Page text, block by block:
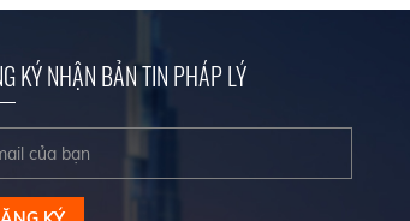
KÝ NHẬN BẢN TIN PHÁP LÝ